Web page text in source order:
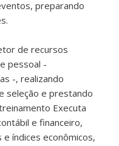
preparando
de recursos
pessoal -
-, realizando
seleção e prestando
Executa
e financeiro,
índices econômicos,